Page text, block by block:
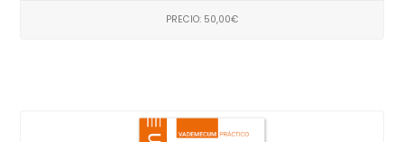
PRECIO: 50,00€